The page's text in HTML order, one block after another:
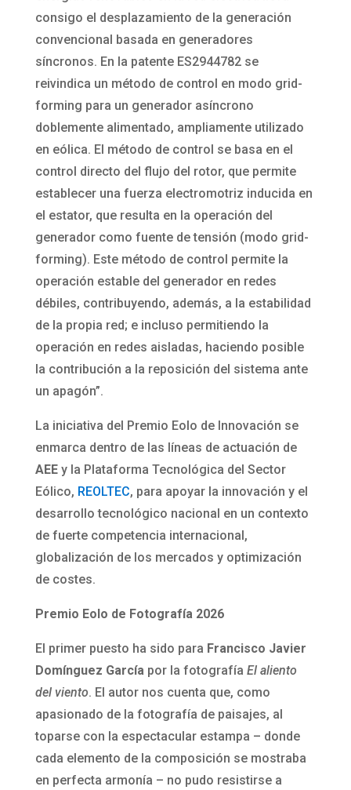
consigo el desplazamiento de la generación
convencional basada en generadores
síncronos. En la patente ES2944782 se
reivindica un método de control en modo grid-
forming para un generador asíncrono
doblemente alimentado, ampliamente utilizado
en eólica. El método de control se basa en el
control directo del flujo del rotor, que permite
establecer una fuerza electromotriz inducida en
el estator, que resulta en la operación del
generador como fuente de tensión (modo grid-
forming). Este método de control permite la
operación estable del generador en redes
débiles, contribuyendo, además, a la estabilidad
de la propia red; e incluso permitiendo la
operación en redes aisladas, haciendo posible
la contribución a la reposición del sistema ante
un apagón”.
La iniciativa del Premio Eolo de Innovación se
enmarca dentro de las líneas de actuación de
AEEy la Plataforma Tecnológica del Sector
Eólico, REOLTEC, para apoyar la innovación y el
desarrollo tecnológico nacional en un contexto
de fuerte competencia internacional,
globalización de los mercados y optimización
de costes.
Premio Eolo de Fotografía 2026
El primer puesto ha sido para Francisco Javier
Domínguez García por la fotografía El aliento
del viento. El autor nos cuenta que, como
apasionado de la fotografía de paisajes, al
toparse con la espectacular estampa – donde
cada elemento de la composición se mostraba
en perfecta armonía – no pudo resistirse a